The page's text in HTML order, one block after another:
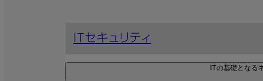
ITセキュリティ
ITの基礎となる